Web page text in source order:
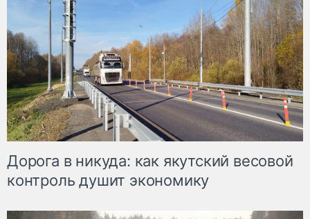
Дорога в никуда: как якутский весовой
контроль душит экономику